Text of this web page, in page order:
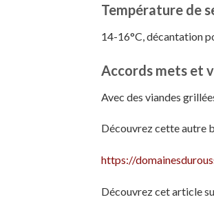
Température de
14-16°C, décantation
Accords mets et
Avec des viandes
Découvrez cette autre
https://
Découvrez cet article